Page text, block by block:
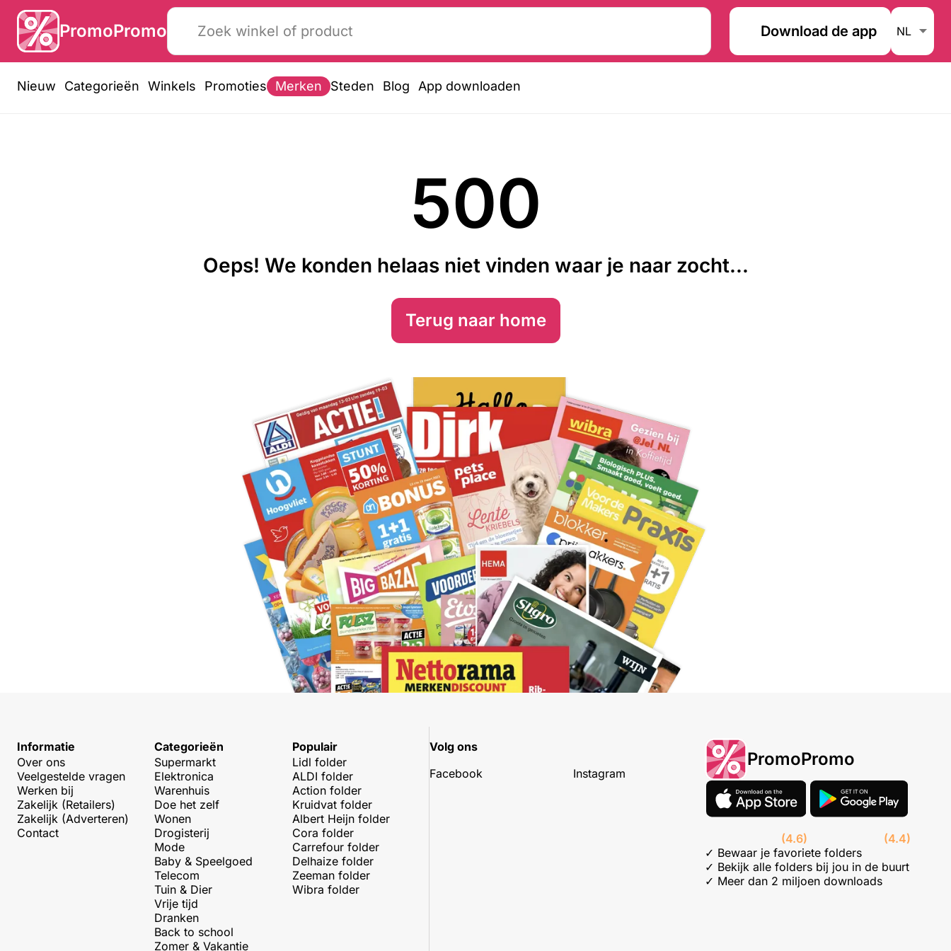
PromoPromo Download de app
Nieuw Categorieën Winkels Promoties Merken Steden Blog App downloaden
500
Oeps! We konden helaas niet vinden waar je naar zocht...
Terug naar home
Informatie
Over ons
Veelgestelde vragen
Werken bij
Zakelijk (Retailers)
Zakelijk (Adverteren)
Contact
Categorieën
Supermarkt
Elektronica
Warenhuis
Doe het zelf
Wonen
Drogisterij
Mode
Baby & Speelgoed
Telecom
Tuin & Dier
Vrije tijd
Dranken
Back to school
Zomer & Vakantie
Populair
Lidl folder
ALDI folder
Action folder
Kruidvat folder
Albert Heijn folder
Cora folder
Carrefour folder
Delhaize folder
Zeeman folder
Wibra folder
Volg ons
Facebook
Instagram
PromoPromo
(4.6)
(4.4)
✓ Bewaar je favoriete folders
✓ Bekijk alle folders bij jou in de buurt
✓ Meer dan 2 miljoen downloads